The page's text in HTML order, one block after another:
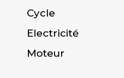
Cycle
Electricité
Moteur